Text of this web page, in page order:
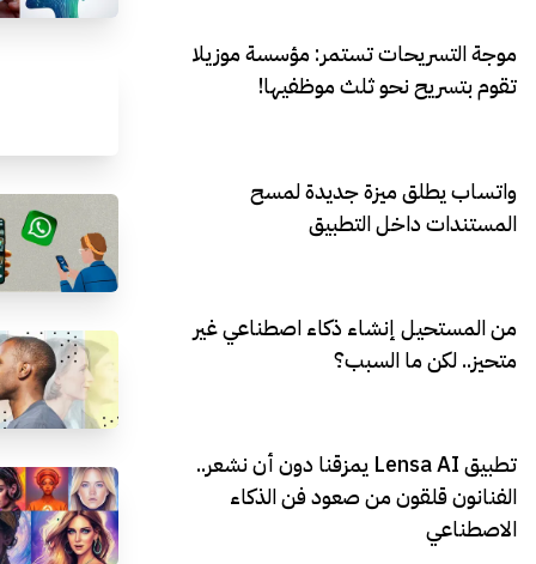
موجة التسريحات تستمر: مؤسسة موزيلا
تقوم بتسريح نحو ثلث موظفيها!
واتساب يطلق ميزة جديدة لمسح
المستندات داخل التطبيق
من المستحيل إنشاء ذكاء اصطناعي غير
متحيز.. لكن ما السبب؟
تطبيق Lensa AI يمزقنا دون أن نشعر..
الفنانون قلقون من صعود فن الذكاء
الاصطناعي